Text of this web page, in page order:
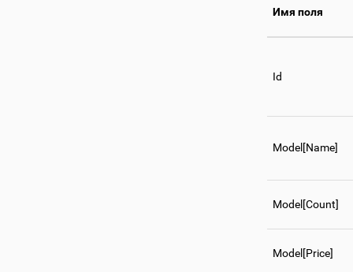
Имя поля
Id
Model[Name]
Model[Count]
Model[Price]